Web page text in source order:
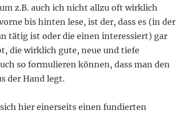
z.B. auch ich nicht allzu oft wirklich
bis hinten lese, ist der, dass es (in der
tätig ist oder die einen interessiert) gar
die wirklich gute, neue und tiefe
so formulieren können, dass man den
der Hand legt.
hier einerseits einen fundierten